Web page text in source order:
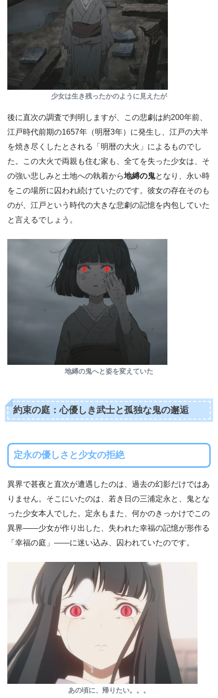
少女は生き残ったかのように見えたが
後に直次の調査で判明しますが、この悲劇は約200年前、
江戸時代前期の1657年（明暦3年）に発生し、江戸の大半
を焼き尽くしたとされる「明暦の大火」によるものでし
た。この大火で両親も住む家も、全てを失った少女は、そ
の強い悲しみと土地への執着から地縛の鬼となり、永い時
をこの場所に囚われ続けていたのです。彼女の存在そのも
のが、江戸という時代の大きな悲劇の記憶を内包していた
と言えるでしょう。
地縛の鬼へと姿を変えていた
約束の庭：心優しき武士と孤独な鬼の邂逅
定永の優しさと少女の拒絶
異界で甚夜と直次が遭遇したのは、過去の幻影だけではあ
りません。そこにいたのは、若き日の三浦定永と、鬼とな
った少女本人でした。定永もまた、何かのきっかけでこの
異界――少女が作り出した、失われた幸福の記憶が形作る
「幸福の庭」――に迷い込み、囚われていたのです。
あの頃に、帰りたい。。。